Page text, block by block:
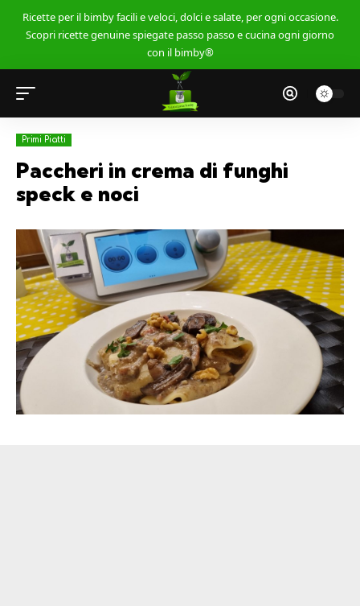
Ricette per il bimby facili e veloci, dolci e salate, per ogni occasione.
Scopri ricette genuine spiegate passo passo e cucina ogni giorno
con il bimby®
Primi Piatti
Paccheri in crema di funghi
speck e noci